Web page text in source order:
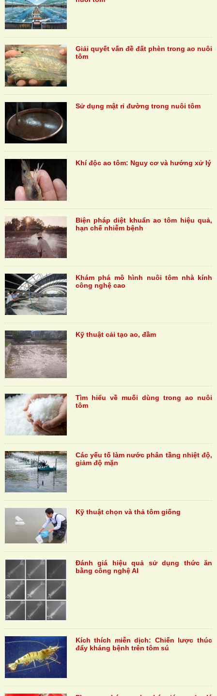
Giải quyết vấn đề đất phèn trong ao nuôi
tôm
Sử dụng mật rỉ đường trong nuôi tôm
Khí độc ao tôm: Nguy cơ và hướng xử lý
Biện pháp diệt khuẩn ao tôm hiệu quả,
hạn chế nhiễm bệnh
Khám phá mô hình nuôi tôm nhà kính
công nghệ cao
Kỹ thuật cải tạo ao, đầm
Tìm hiểu về muối dùng trong ao nuôi
tôm
Các yếu tố làm nước phân tầng nhiệt độ,
giảm độ mặn
Kỹ thuật chọn và thả tôm giống
Đánh giá hiệu quả sử dụng thức ăn
bằng công nghệ AI
Kích thích miễn dịch: Chiến lược thúc
đẩy kháng bệnh trên tôm sú